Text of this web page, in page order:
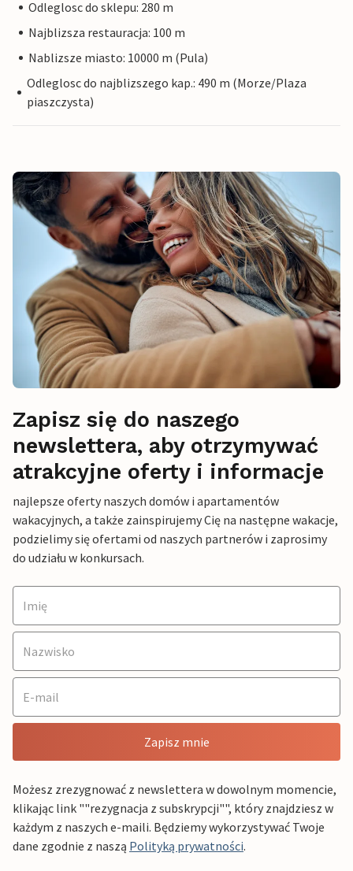
Odleglosc do sklepu: 280 m
Najblizsza restauracja: 100 m
Nablizsze miasto: 10000 m (Pula)
Odleglosc do najblizszego kap.: 490 m (Morze/Plaza
piaszczysta)
Zapisz się do naszego
newslettera, aby otrzymywać
atrakcyjne oferty i informacje
najlepsze oferty naszych domów i apartamentów
wakacyjnych, a także zainspirujemy Cię na następne wakacje,
podzielimy się ofertami od naszych partnerów i zaprosimy
do udziału w konkursach.
Zapisz mnie
Możesz zrezygnować z newslettera w dowolnym momencie,
klikając link ""rezygnacja z subskrypcji"", który znajdziesz w
każdym z naszych e-maili. Będziemy wykorzystywać Twoje
dane zgodnie z naszą Polityką prywatności.